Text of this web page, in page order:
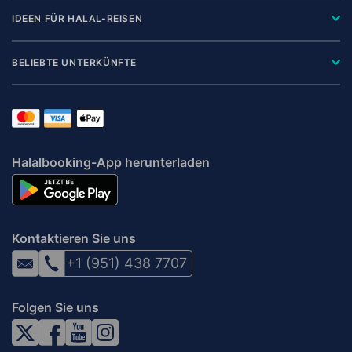
IDEEN FÜR HALAL-REISEN
BELIEBTE UNTERKÜNFTE
Halalbooking-App herunterladen
Kontaktieren Sie uns
+1 (951) 438 7707
Folgen Sie uns